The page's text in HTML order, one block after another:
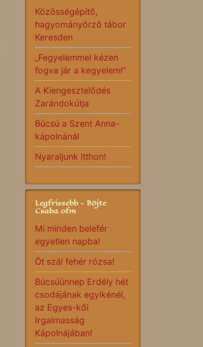
Közösségépítő,
hagyományőrző tábor
Keresden
„Fegyelemmel kézen
fogva jár a kegyelem!”
A Kiengesztelődés
Zarándokútja
Búcsú a Szent Anna-
kápolnánál
Nyaraljunk itthon!
Legfrissebb - Böjte
Csaba ofm
Mi minden belefér
egyetlen napba!
Öt szál fehér rózsa!
Búcsúünnep Erdély hét
csodájának egyikénél,
az Egyes-kői
Irgalmasság
Kápolnájában!